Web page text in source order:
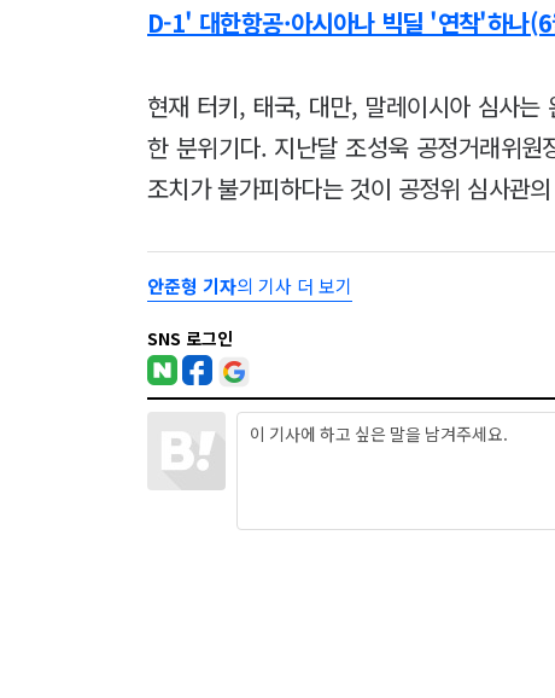
D-1' 대한항공·아시아나 빅딜 '연착'하나
현재 터키, 태국, 대만, 말레이시아 심사
한 분위기다. 지난달 조성욱 공정거래위
조치가 불가피하다는 것이 공정위 심사관
안준형 기자의 기사 더 보기
SNS 로그인